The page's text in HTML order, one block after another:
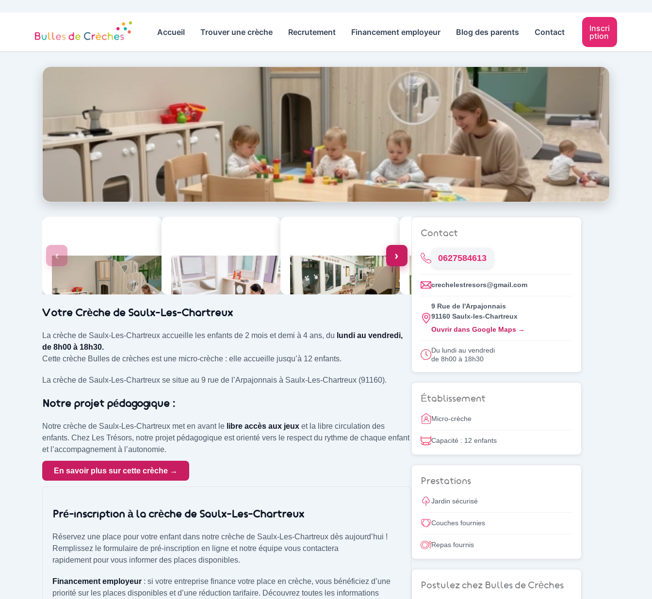
Accueil Trouver une crèche Recrutement Financement employeur Blog des parents Contact
Inscri
ption
Crèche de Saulx-Les-Chartreux (91160)
‹ ›
La crèche Crèche de Saulx-Les-Chartreux (91160)
Votre Crèche de Saulx-Les-Chartreux
La crèche de Saulx-Les-Chartreux accueille les enfants de 2 mois et demi à 4 ans, du lundi au vendredi,
de 8h00 à 18h30.
Cette crèche Bulles de crèches est une micro-crèche : elle accueille jusqu’à 12 enfants.
La crèche de Saulx-Les-Chartreux se situe au 9 rue de l’Arpajonnais à Saulx-Les-Chartreux (91160).
Notre projet pédagogique :
Notre crèche de Saulx-Les-Chartreux met en avant le libre accès aux jeux et la libre circulation des
enfants. Chez Les Trésors, notre projet pédagogique est orienté vers le respect du rythme de chaque enfant
et l’accompagnement à l’autonomie.
En savoir plus sur cette crèche →
Pré-inscription à la crèche de Saulx-Les-Chartreux
Réservez une place pour votre enfant dans notre crèche de Saulx-Les-Chartreux dès aujourd’hui !
Remplissez le formulaire de pré-inscription en ligne et notre équipe vous contactera
rapidement pour vous informer des places disponibles.
Financement employeur : si votre entreprise finance votre place en crèche, vous bénéficiez d’une
priorité sur les places disponibles et d’une réduction tarifaire. Découvrez toutes les informations
Contact
0627584613
crechelestresors@gmail.com
9 Rue de l'Arpajonnais
91160 Saulx-les-Chartreux
Ouvrir dans Google Maps →
Du lundi au vendredi
de 8h00 à 18h30
Établissement
Micro-crèche
Capacité : 12 enfants
Prestations
Jardin sécurisé
Couches fournies
Repas fournis
Postulez chez Bulles de Crèches